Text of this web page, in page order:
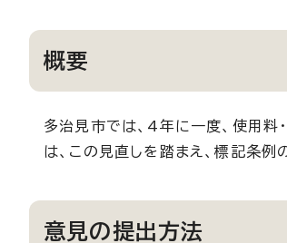
概要
多治見市では、4年に一度、使用
は、この見直しを踏まえ、標記条
意見の提出方法